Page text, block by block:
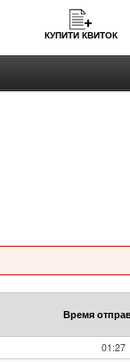
КУПИТИ КВИТОК
Время
01:27